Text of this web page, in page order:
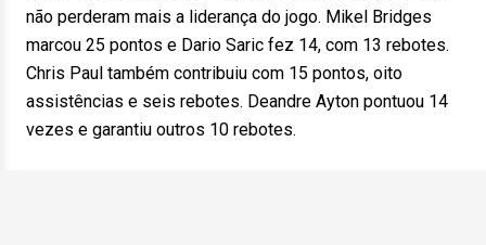
não perderam mais a liderança do jogo. Mikel Bridges
marcou 25 pontos e Dario Saric fez 14, com 13 rebotes.
Chris Paul também contribuiu com 15 pontos, oito
assistências e seis rebotes. Deandre Ayton pontuou 14
vezes e garantiu outros 10 rebotes.